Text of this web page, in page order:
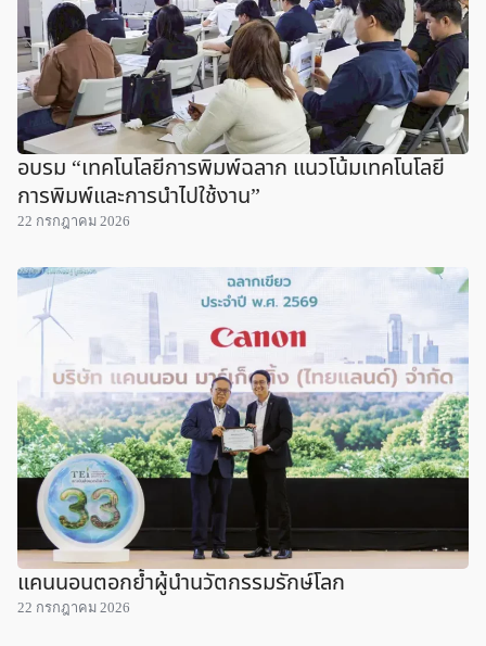
อบรม “เทคโนโลยีการพิมพ์ฉลาก แนวโน้มเทคโนโลยี
การพิมพ์และการนำไปใช้งาน”
22 กรกฎาคม 2026
แคนนอนตอกย้ำผู้นำนวัตกรรมรักษ์โลก
22 กรกฎาคม 2026